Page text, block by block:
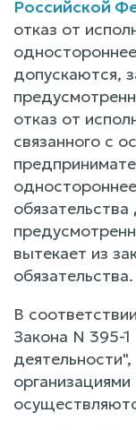
Российской
отказ от
допускаются,
отказ от
связанного с
вытекает из
обязательства.
В
Закона N 395-